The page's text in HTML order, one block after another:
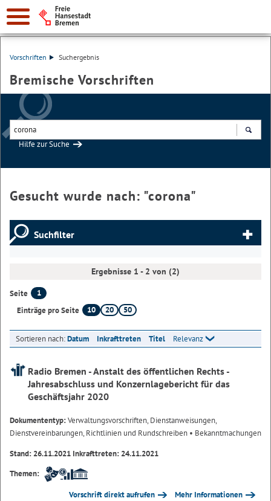
Vorschriften Suchergebnis
Bremische Vorschriften
Hilfe zur Suche
Gesucht wurde nach: "corona"
Suchfilter
Ergebnisse 1 - 2 von (2)
Seite
1
Einträge pro Seite
10 20 50
Sortieren nach:Datum Inkrafttreten Titel Relevanz
Radio Bremen - Anstalt des öffentlichen Rechts -
Jahresabschluss und Konzernlagebericht für das
Geschäftsjahr 2020
Dokumententyp:Verwaltungsvorschriften, Dienstanweisungen,
Dienstvereinbarungen, Richtlinien und Rundschreiben • Bekanntmachungen
Stand: 26.11.2021 Inkrafttreten: 24.11.2021
Themen:
Vorschrift direkt aufrufen Mehr Informationen